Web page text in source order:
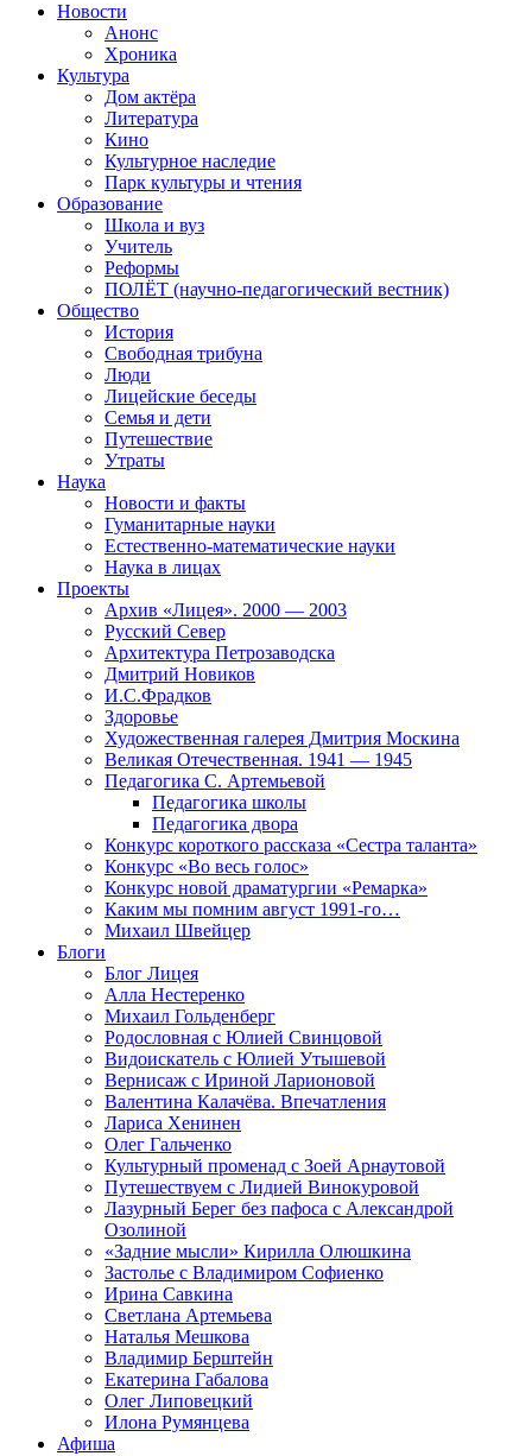
Новости
Анонс
Хроника
Культура
Дом актёра
Литература
Кино
Культурное наследие
Парк культуры и чтения
Образование
Школа и вуз
Учитель
Реформы
ПОЛЁТ (научно-педагогический вестник)
Общество
История
Свободная трибуна
Люди
Лицейские беседы
Семья и дети
Путешествие
Утраты
Наука
Новости и факты
Гуманитарные науки
Естественно-математические науки
Наука в лицах
Проекты
Архив «Лицея». 2000 — 2003
Русский Север
Архитектура Петрозаводска
Дмитрий Новиков
И.С.Фрадков
Здоровье
Художественная галерея Дмитрия Москина
Великая Отечественная. 1941 — 1945
Педагогика С. Артемьевой
Педагогика школы
Педагогика двора
Конкурс короткого рассказа «Сестра таланта»
Конкурс «Во весь голос»
Конкурс новой драматургии «Ремарка»
Каким мы помним август 1991-го…
Михаил Швейцер
Блоги
Блог Лицея
Алла Нестеренко
Михаил Гольденберг
Родословная с Юлией Свинцовой
Видоискатель с Юлией Утышевой
Вернисаж с Ириной Ларионовой
Валентина Калачёва. Впечатления
Лариса Хенинен
Олег Гальченко
Культурный променад с Зоей Арнаутовой
Путешествуем с Лидией Винокуровой
Лазурный Берег без пафоса с Александрой
Озолиной
«Задние мысли» Кирилла Олюшкина
Застолье с Владимиром Софиенко
Ирина Савкина
Светлана Артемьева
Наталья Мешкова
Владимир Берштейн
Екатерина Габалова
Олег Липовецкий
Илона Румянцева
Афиша